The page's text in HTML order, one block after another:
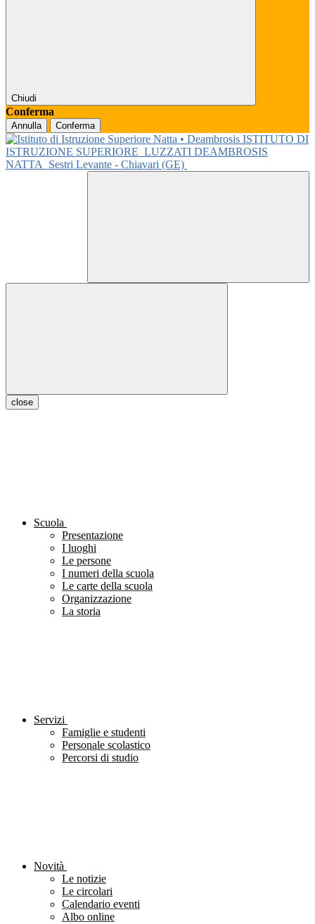
Chiudi
Conferma
Annulla Conferma
ISTITUTO DI
ISTRUZIONE SUPERIORE LUZZATI DEAMBROSIS
NATTA
Sestri Levante - Chiavari (GE)
close
Scuola
Presentazione
I luoghi
Le persone
I numeri della scuola
Le carte della scuola
Organizzazione
La storia
Servizi
Famiglie e studenti
Personale scolastico
Percorsi di studio
Novità
Le notizie
Le circolari
Calendario eventi
Albo online